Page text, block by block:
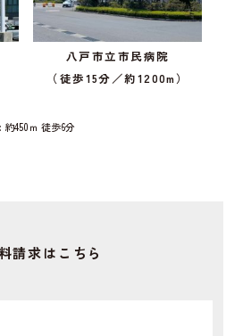
八戸市立市民病院
（徒歩15分／約1200m）
約450ｍ 徒歩6分
請求はこちら